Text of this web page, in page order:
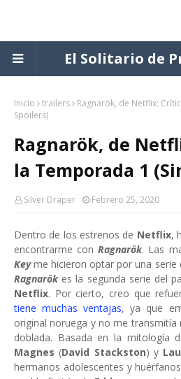
El Solitario de
Inicio trailers
Ragnarök, de Netflix:
Spoilers)
Ragnarök, de
la Temporada 1
Silver Draper Febrero 25, 2020
Dentro de los estrenos de Netflix,
encontrarme con Ragnarök. Las
Key me hicieron optar por una serie
Ragnarök es la segunda serie del
Netflix. Por cierto, creo que
tiene muchas ventajas, ya que
original noruega y no me transmitía
doblada. Basada en la mitología
Magnes (David Stackston) y
hermanos adolescentes y